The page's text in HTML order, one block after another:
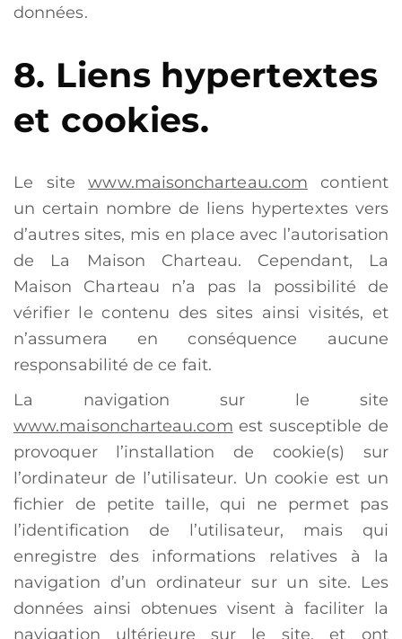
données.
8. Liens hypertextes
et cookies.
Le sitewww.maisoncharteau.com contient
un certain nombre de liens hypertextes vers
d’autres sites, mis en place avec l’autorisation
de La Maison Charteau. Cependant, La
Maison Charteau n’a pas la possibilité de
vérifier le contenu des sites ainsi visités, et
n’assumera en conséquence aucune
responsabilité de ce fait.
La navigation sur le site
www.maisoncharteau.com est susceptible de
provoquer l’installation de cookie(s) sur
l’ordinateur de l’utilisateur. Un cookie est un
fichier de petite taille, qui ne permet pas
l’identification de l’utilisateur, mais qui
enregistre des informations relatives à la
navigation d’un ordinateur sur un site. Les
données ainsi obtenues visent à faciliter la
navigation ultérieure sur le site, et ont